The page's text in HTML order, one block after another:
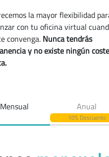
la mayor flexibilidad
con tu oficina virtual
convenga. Nunca tendrás
y no existe ningún coste
Mensual Anual
10% Descuento